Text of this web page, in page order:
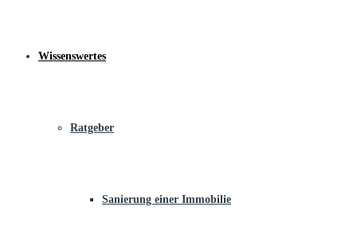
Wissenswertes
Ratgeber
Sanierung einer Immobilie